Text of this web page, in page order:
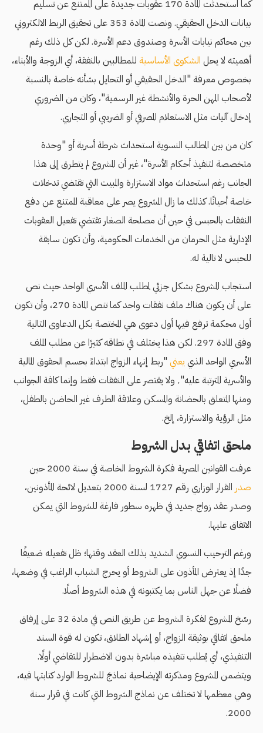
كما استحدثت المادة 170 عقوبات جديدة على الممتنع عن تسليم
بيانات الدخل الحقيقي. ونصت المادة 353 على تحقيق الربط الالكتروني
بين محاكم نيابات الأسرة وصندوق دعم الأسرة. لكن كل ذلك رغم
أهميته لا يحل الشكوى الأساسية للمطالبين بالنفقة، أي الزوجة والأبناء،
بخصوص معرفة "الدخل الحقيقي أو التحايل بشأنه خاصة بالنسبة
لأصحاب المهن الحرة والأنشطة غير الرسمية"، وكان من الضروري
إدخال آليات مثل الاستعلام المصرفي أو الضريبي أو التجاري.
كان من بين المطالب النسوية استحداث شرطة أسرية أو "وحدة
متخصصة لتنفيذ أحكام الأسرة"، غير أن المشروع لم يتطرق إلى هذا
الجانب رغم استحداث مواد الاستزارة والمبيت التي تقتضي تدخلات
خاصة أحيانًا. كذلك ما زال المشروع يصر على معاقبة الممتنع عن دفع
النفقات بالحبس في حين أن مصلحة الصغار تقتضي تفعيل العقوبات
الإدارية مثل الحرمان من الخدمات الحكومية، وأن تكون سابقة
للحبس لا تالية له.
استجاب المشروع بشكل جزئي لمطلب الملف الأسري الواحد حيث نص
على أن يكون هناك ملف نفقات واحد كما تنص المادة 270، وأن تكون
أول محكمة ترفع فيها أول دعوى هي المختصة بكل الدعاوى التالية
وفق المادة 297. لكن هذا يختلف في نطاقه كثيرًا عن مطلب الملف
الأسري الواحد الذي يعني "ربط إنهاء الزواج ابتداءً بحسم الحقوق المالية
والأسرية المترتبة عليه"٬ ولا يقتصر على النفقات فقط وإنما كافة الجوانب
ومنها المتعلق بالحضانة والمسكن وعلاقة الطرف غير الحاضن بالطفل،
مثل الرؤية والاستزارة، إلخ.
ملحق اتفاقي بدل الشروط
عرفت القوانين المصرية فكرة الشروط الخاصة في سنة 2000 حين
صدر
القرار الوزاري رقم 1727 لسنة 2000 بتعديل لائحة المأذونين،
وصدر عقد زواج جديد في ظهره سطور فارغة للشروط التي يمكن
الاتفاق عليها.
ورغم الترحيب النسوي الشديد بذلك العقد وقتها؛ ظل تفعيله ضعيفًا
جدًا إذ يعترض المأذون على الشروط أو يحرج الشباب الراغب في وضعها،
فضلًا عن جهل الناس بما يكتبونه في هذه الشروط أصلًا.
رسّخ المشروع لفكرة الشروط عن طريق النص في مادة 32 على إرفاق
ملحق اتفاقي بوثيقة الزواج، أو إشهاد الطلاق، تكون له قوة السند
التنفيذي، أي يُطلب تنفيذه مباشرة بدون الاضطرار للتقاضي أولًا.
ويتضمن المشروع ومذكرته الإيضاحية نماذجَ للشروط الوارد كتابتها فيه،
وهي معظمها لا تختلف عن نماذج الشروط التي كانت في قرار سنة
2000.